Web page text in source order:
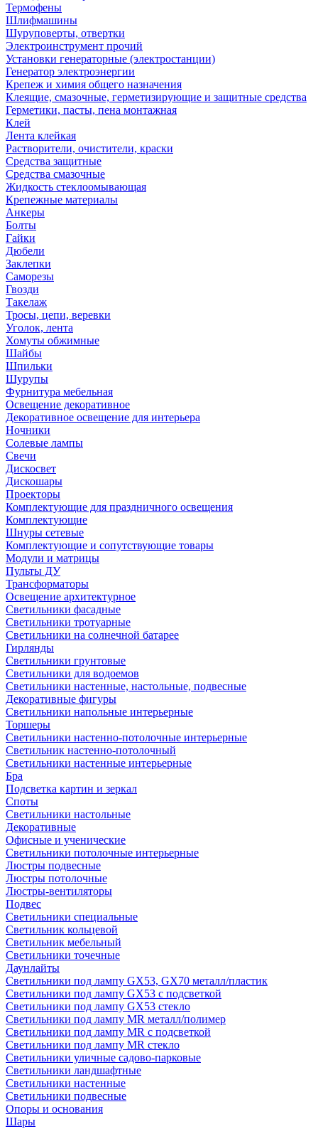
Термофены
Шлифмашины
Шуруповерты, отвертки
Электроинструмент прочий
Установки генераторные (электростанции)
Генератор электроэнергии
Крепеж и химия общего назначения
Клеящие, смазочные, герметизирующие и защитные средства
Герметики, пасты, пена монтажная
Клей
Лента клейкая
Растворители, очистители, краски
Средства защитные
Средства смазочные
Жидкость стеклоомывающая
Крепежные материалы
Анкеры
Болты
Гайки
Дюбели
Заклепки
Саморезы
Гвозди
Такелаж
Тросы, цепи, веревки
Уголок, лента
Хомуты обжимные
Шайбы
Шпильки
Шурупы
Фурнитура мебельная
Освещение декоративное
Декоративное освещение для интерьера
Ночники
Солевые лампы
Свечи
Дискосвет
Дискошары
Проекторы
Комплектующие для праздничного освещения
Комплектующие
Шнуры сетевые
Комплектующие и сопутствующие товары
Модули и матрицы
Пульты ДУ
Трансформаторы
Освещение архитектурное
Светильники фасадные
Светильники тротуарные
Светильники на солнечной батарее
Гирлянды
Светильники грунтовые
Светильники для водоемов
Светильники настенные, настольные, подвесные
Декоративные фигуры
Светильники напольные интерьерные
Торшеры
Светильники настенно-потолочные интерьерные
Светильник настенно-потолочный
Светильники настенные интерьерные
Бра
Подсветка картин и зеркал
Споты
Светильники настольные
Декоративные
Офисные и ученические
Светильники потолочные интерьерные
Люстры подвесные
Люстры потолочные
Люстры-вентиляторы
Подвес
Светильники специальные
Светильник кольцевой
Светильник мебельный
Светильники точечные
Даунлайты
Светильники под лампу GX53, GX70 металл/пластик
Светильники под лампу GX53 с подсветкой
Светильники под лампу GX53 стекло
Светильники под лампу MR металл/полимер
Светильники под лампу MR с подсветкой
Светильники под лампу MR стекло
Светильники уличные садово-парковые
Светильники ландшафтные
Светильники настенные
Светильники подвесные
Опоры и основания
Шары